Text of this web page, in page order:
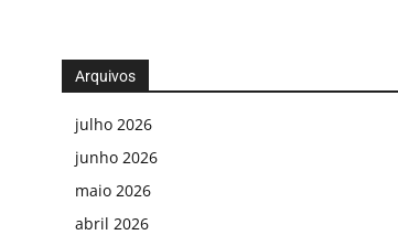
Arquivos
julho 2026
junho 2026
maio 2026
abril 2026